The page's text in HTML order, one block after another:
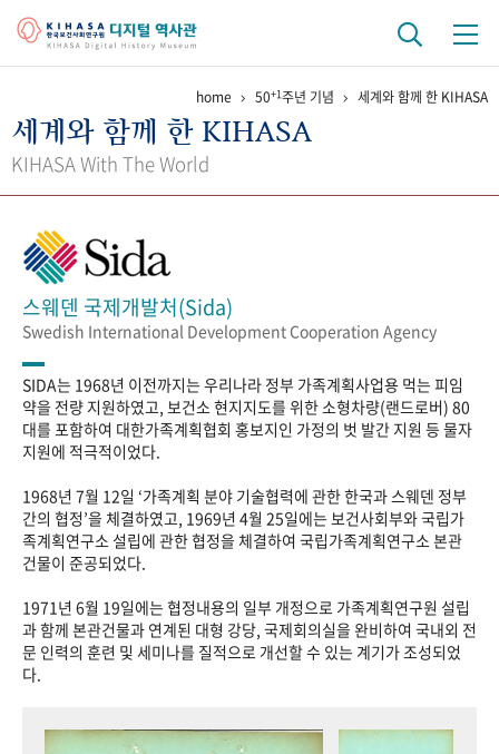
걸어온 길 기관 변천사 역대 기관장
정책과 연구 키워드로 보는 연구 역사
간행물 변천사
기록물 아카이브
사진 아카이브 문서 기록물 행정박물 영상 기록물
성과 50선 숫자로 보는 50년 50+1주년 광장
세계와 함께 한 KIHASA
VR 역사관
home 50+1주년 기념 세계와 함께 한 KIHASA
세계와 함께 한 KIHASA
KIHASA With The World
스웨덴 국제개발처(Sida)
Swedish International Development Cooperation Agency
SIDA는 1968년 이전까지는 우리나라 정부 가족계획사업용 먹는 피임
약을 전량 지원하였고, 보건소 현지지도를 위한 소형차량(랜드로버) 80
대를 포함하여 대한가족계획협회 홍보지인 가정의 벗 발간 지원 등 물자
지원에 적극적이었다.
1968년 7월 12일 ‘가족계획 분야 기술협력에 관한 한국과 스웨덴 정부
간의 협정’을 체결하였고, 1969년 4월 25일에는 보건사회부와 국립가
족계획연구소 설립에 관한 협정을 체결하여 국립가족계획연구소 본관
건물이 준공되었다.
1971년 6월 19일에는 협정내용의 일부 개정으로 가족계획연구원 설립
과 함께 본관건물과 연계된 대형 강당, 국제회의실을 완비하여 국내외 전
문 인력의 훈련 및 세미나를 질적으로 개선할 수 있는 계기가 조성되었
다.